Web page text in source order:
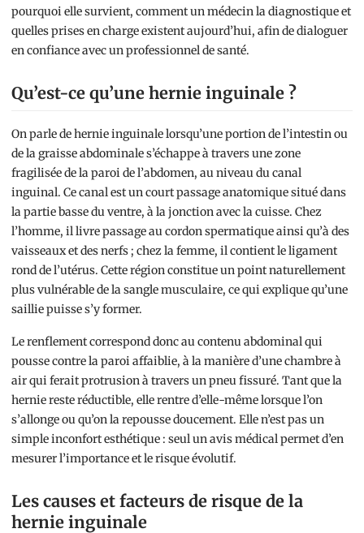
pourquoi elle survient, comment un médecin la diagnostique et
quelles prises en charge existent aujourd’hui, afin de dialoguer
en confiance avec un professionnel de santé.
Qu’est-ce qu’une hernie inguinale ?
On parle de hernie inguinale lorsqu’une portion de l’intestin ou
de la graisse abdominale s’échappe à travers une zone
fragilisée de la paroi de l’abdomen, au niveau du canal
inguinal. Ce canal est un court passage anatomique situé dans
la partie basse du ventre, à la jonction avec la cuisse. Chez
l’homme, il livre passage au cordon spermatique ainsi qu’à des
vaisseaux et des nerfs ; chez la femme, il contient le ligament
rond de l’utérus. Cette région constitue un point naturellement
plus vulnérable de la sangle musculaire, ce qui explique qu’une
saillie puisse s’y former.
Le renflement correspond donc au contenu abdominal qui
pousse contre la paroi affaiblie, à la manière d’une chambre à
air qui ferait protrusion à travers un pneu fissuré. Tant que la
hernie reste réductible, elle rentre d’elle-même lorsque l’on
s’allonge ou qu’on la repousse doucement. Elle n’est pas un
simple inconfort esthétique : seul un avis médical permet d’en
mesurer l’importance et le risque évolutif.
Les causes et facteurs de risque de la
hernie inguinale